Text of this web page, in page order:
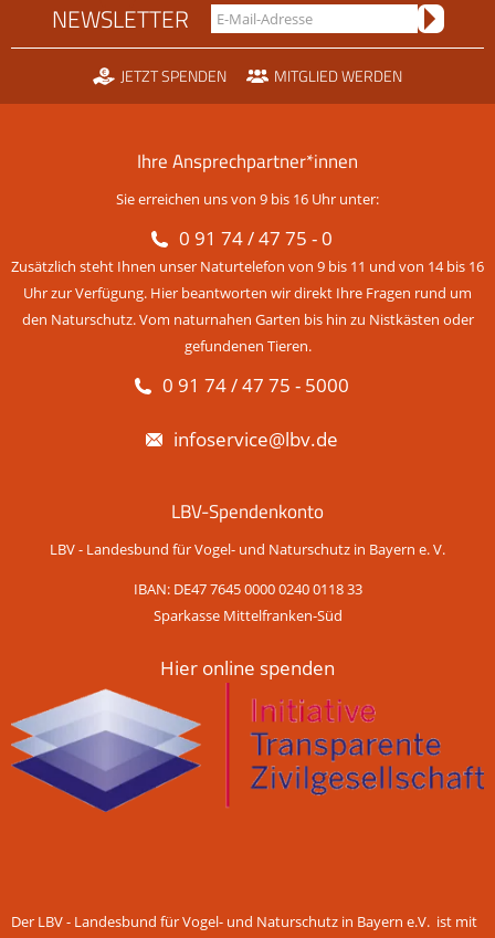
NEWSLETTER
JETZT SPENDEN MITGLIED WERDEN
Ihre Ansprechpartner*innen
Sie erreichen uns von 9 bis 16 Uhr unter:
0 91 74 / 47 75 - 0
Zusätzlich steht Ihnen unser Naturtelefon von 9 bis 11 und von 14 bis 16
Uhr zur Verfügung. Hier beantworten wir direkt Ihre Fragen rund um
den Naturschutz. Vom naturnahen Garten bis hin zu Nistkästen oder
gefundenen Tieren.
0 91 74 / 47 75 - 5000
infoservice@lbv.de
LBV-Spendenkonto
LBV - Landesbund für Vogel- und Naturschutz in Bayern e. V.
IBAN: DE47 7645 0000 0240 0118 33
Sparkasse Mittelfranken-Süd
Hier online spenden
Der LBV - Landesbund für Vogel- und Naturschutz in Bayern e.V. ist mit